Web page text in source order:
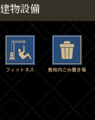
建物設備